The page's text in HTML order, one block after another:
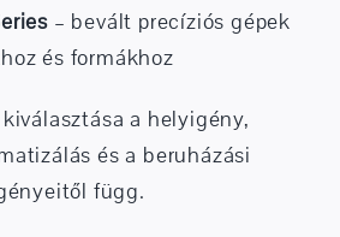
– bevált precíziós gépek
és formákhoz
a helyigény,
és a beruházási
függ.